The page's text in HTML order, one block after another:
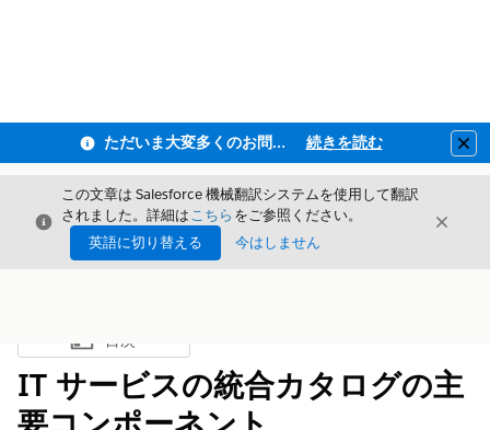
ただいま大変多くのお問い合わせをいただいており、ご連絡までにお時間を頂戴しております 続きを読む
閉じる
この文章は Salesforce 機械翻訳システムを使用して翻訳
されました。詳細はこちら をご参照ください。
英語に切り替える
今はしません
閉じる
目次を表示
目次
IT サービスの統合カタログの主